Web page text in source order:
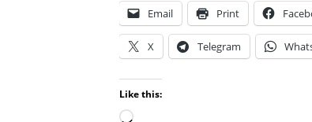
Email Print
X Telegram
Like this: